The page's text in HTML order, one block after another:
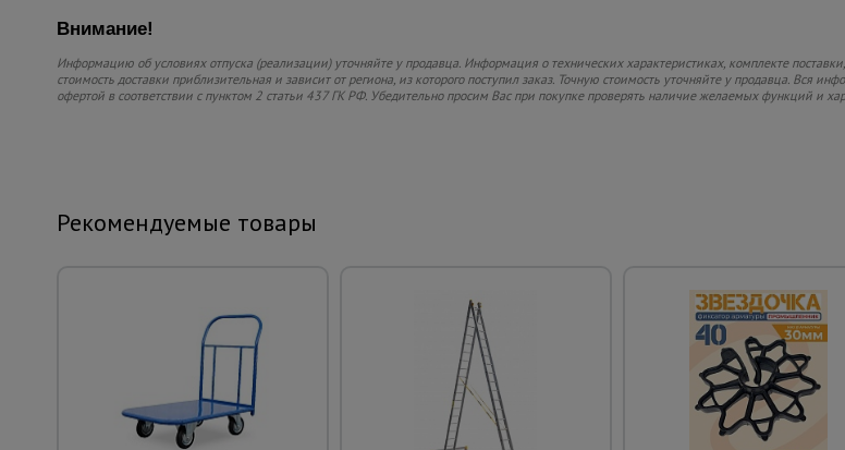
Внимание!
Информацию об условиях отпуска (реализации) уточняйте у продавца. Информация о технических характеристиках, комплекте
стоимость доставки приблизительная и зависит от региона, из которого поступил заказ. Точную стоимость уточняйте у продавца. Вся
офертой в соответствии с пунктом 2 статьи 437 ГК РФ. Убедительно просим Вас при покупке проверять наличие желаемых функций и
Рекомендуемые товары